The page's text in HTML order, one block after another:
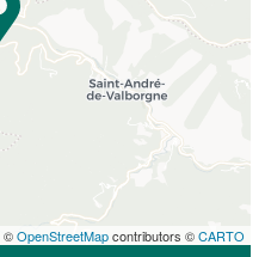
©OpenStreetMapcontributors ©CARTO